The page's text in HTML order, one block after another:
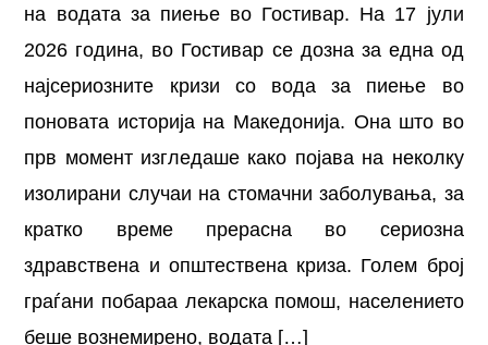
на водата за пиење во Гостивар. На 17 јули
2026 година, во Гостивар се дозна за една од
најсериозните кризи со вода за пиење во
поновата историја на Македонија. Она што во
прв момент изгледаше како појава на неколку
изолирани случаи на стомачни заболувања, за
кратко време прерасна во сериозна
здравствена и општествена криза. Голем број
граѓани побараа лекарска помош, населението
беше вознемирено, водата […]